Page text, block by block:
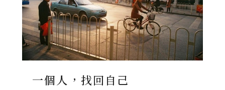
一個人，找回自己